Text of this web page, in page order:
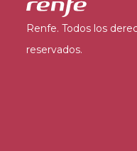
Renfe. Todos los
reservados.